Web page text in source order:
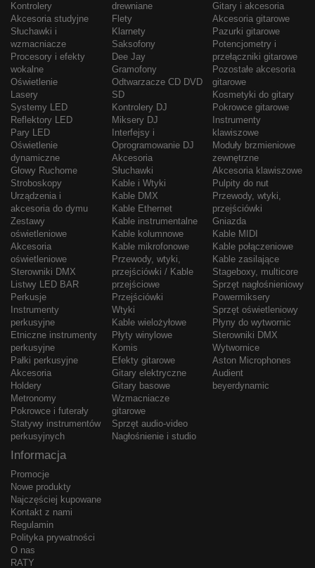
Kontrolery
Akcesoria studyjne
Słuchawki i
wzmacniacze
Procesory i efekty
wokalne
Oświetlenie
Lasery
Systemy LED
Reflektory LED
Pary LED
Oświetlenie
dynamiczne
Głowy Ruchome
Stroboskopy
Urządzenia i
akcesoria do dymu
Zestawy
oświetleniowe
Akcesoria
oświetleniowe
Sterowniki DMX
Listwy LED BAR
Perkusje
Instrumenty
perkusyjne
Etniczne instrumenty
perkusyjne
Pałki perkusyjne
Akcesoria
Holdery
Metronomy
Pokrowce i futerały
Statywy instrumentów
perkusyjnych
drewniane
Flety
Klarnety
Saksofony
Dee Jay
Gramofony
Odtwarzacze CD DVD
SD
Kontrolery DJ
Miksery DJ
Interfejsy i
Oprogramowanie DJ
Akcesoria
Słuchawki
Kable i Wtyki
Kable DMX
Kable Ethernet
Kable instrumentalne
Kable kolumnowe
Kable mikrofonowe
Przewody, wtyki,
przejściówki / Kable
przejściowe
Przejściówki
Wtyki
Kable wielożyłowe
Płyty winylowe
Komis
Efekty gitarowe
Gitary elektryczne
Gitary basowe
Wzmacniacze
gitarowe
Sprzęt audio-video
Nagłośnienie i studio
Gitary i akcesoria
Akcesoria gitarowe
Pazurki gitarowe
Potencjometry i
przełączniki gitarowe
Pozostałe akcesoria
gitarowe
Kosmetyki do gitary
Pokrowce gitarowe
Instrumenty
klawiszowe
Moduły brzmieniowe
zewnętrzne
Akcesoria klawiszowe
Pulpity do nut
Przewody, wtyki,
przejściówki
Gniazda
Kable MIDI
Kable połączeniowe
Kable zasilające
Stageboxy, multicore
Sprzęt nagłośnieniowy
Powermiksery
Sprzęt oświetleniowy
Płyny do wytwornic
Sterowniki DMX
Wytwornice
Aston Microphones
Audient
beyerdynamic
Informacja
Promocje
Nowe produkty
Najczęściej kupowane
Kontakt z nami
Regulamin
Polityka prywatności
O nas
RATY